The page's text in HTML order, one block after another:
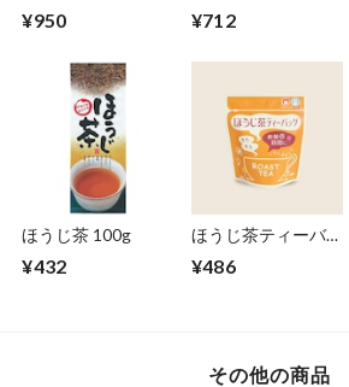
¥950 ¥712
ほうじ茶 100g
¥432
ほうじ茶ティーバッ
¥486
その他の商品